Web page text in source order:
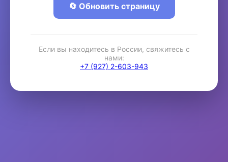
🔄 Обновить страницу
Если вы находитесь в России, свяжитесь с
нами:
+7 (927) 2-603-943